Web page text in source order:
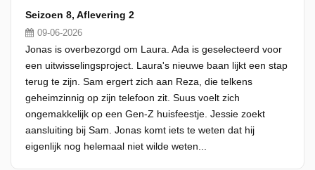
Seizoen 8, Aflevering 2
09-06-2026
Jonas is overbezorgd om Laura. Ada is geselecteerd voor
een uitwisselingsproject. Laura's nieuwe baan lijkt een stap
terug te zijn. Sam ergert zich aan Reza, die telkens
geheimzinnig op zijn telefoon zit. Suus voelt zich
ongemakkelijk op een Gen-Z huisfeestje. Jessie zoekt
aansluiting bij Sam. Jonas komt iets te weten dat hij
eigenlijk nog helemaal niet wilde weten...